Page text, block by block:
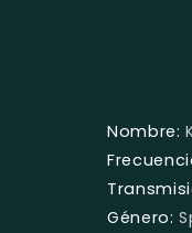
Nombre:
Género: